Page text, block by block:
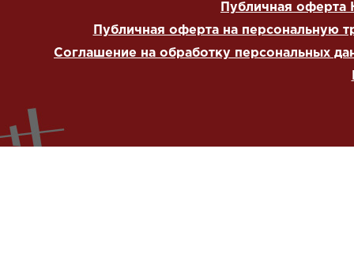
Публичная оферта
Публичная оферта на персональную
Соглашение на обработку персональных